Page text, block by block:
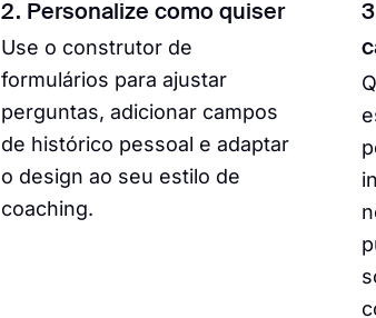
2. Personalize como quiser
Use o construtor de
formulários para ajustar
perguntas, adicionar campos
de histórico pessoal e adaptar
o design ao seu estilo de
coaching.